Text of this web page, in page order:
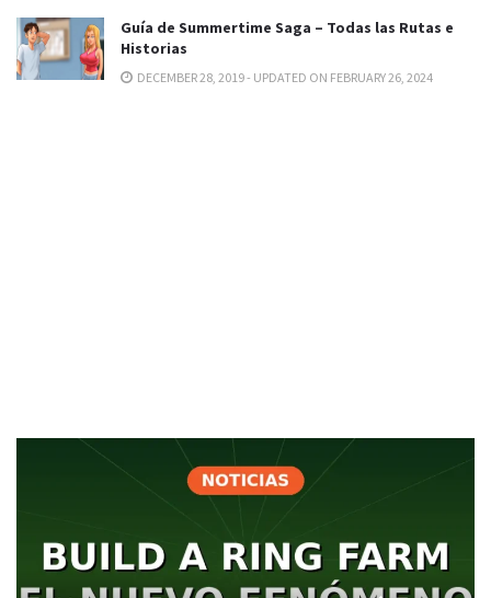
Guía de Summertime Saga – Todas las Rutas e
Historias
DECEMBER 28, 2019 - UPDATED ON FEBRUARY 26, 2024